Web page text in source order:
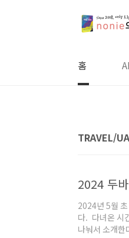
홈
TRAVEL/
2024년 5월
다. 다녀온 시
나눠서 소개